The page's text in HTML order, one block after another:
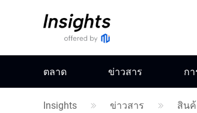
ตลาด ข่าวสาร ก
Insights ข่าวสาร สิน